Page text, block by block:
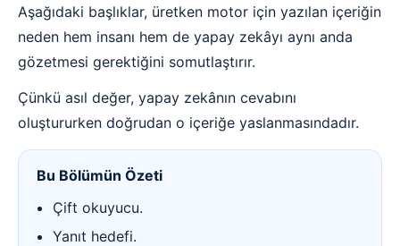
Aşağıdaki başlıklar, üretken motor için yazılan içeriğin
neden hem insanı hem de yapay zekâyı aynı anda
gözetmesi gerektiğini somutlaştırır.
Çünkü asıl değer, yapay zekânın cevabını
oluştururken doğrudan o içeriğe yaslanmasındadır.
Bu Bölümün Özeti
Çift okuyucu.
Yanıt hedefi.